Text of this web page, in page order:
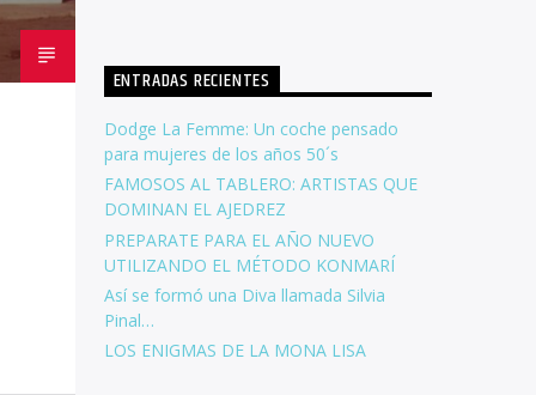
ENTRADAS RECIENTES
Dodge La Femme: Un coche pensado
para mujeres de los años 50´s
FAMOSOS AL TABLERO: ARTISTAS QUE
DOMINAN EL AJEDREZ
PREPARATE PARA EL AÑO NUEVO
UTILIZANDO EL MÉTODO KONMARÍ
Así se formó una Diva llamada Silvia
Pinal…
LOS ENIGMAS DE LA MONA LISA